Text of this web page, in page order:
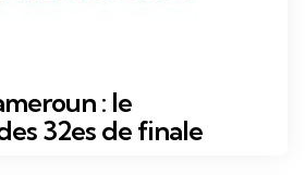
: le
32es de finale